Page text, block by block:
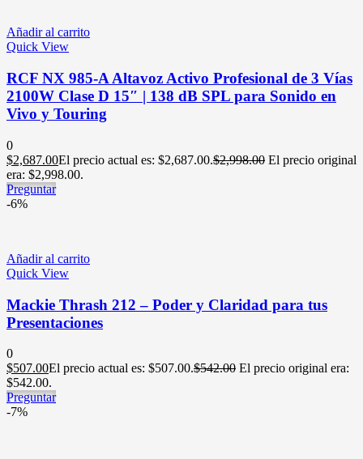
Añadir al carrito
Quick View
RCF NX 985-A Altavoz Activo Profesional de 3 Vías
2100W Clase D 15″ | 138 dB SPL para Sonido en
Vivo y Touring
0
$2,687.00El precio actual es: $2,687.00.$2,998.00 El precio original
era: $2,998.00.
Preguntar
-6%
Añadir al carrito
Quick View
Mackie Thrash 212 – Poder y Claridad para tus
Presentaciones
0
$507.00El precio actual es: $507.00.$542.00 El precio original era:
$542.00.
Preguntar
-7%